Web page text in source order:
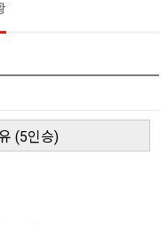
(5인승)